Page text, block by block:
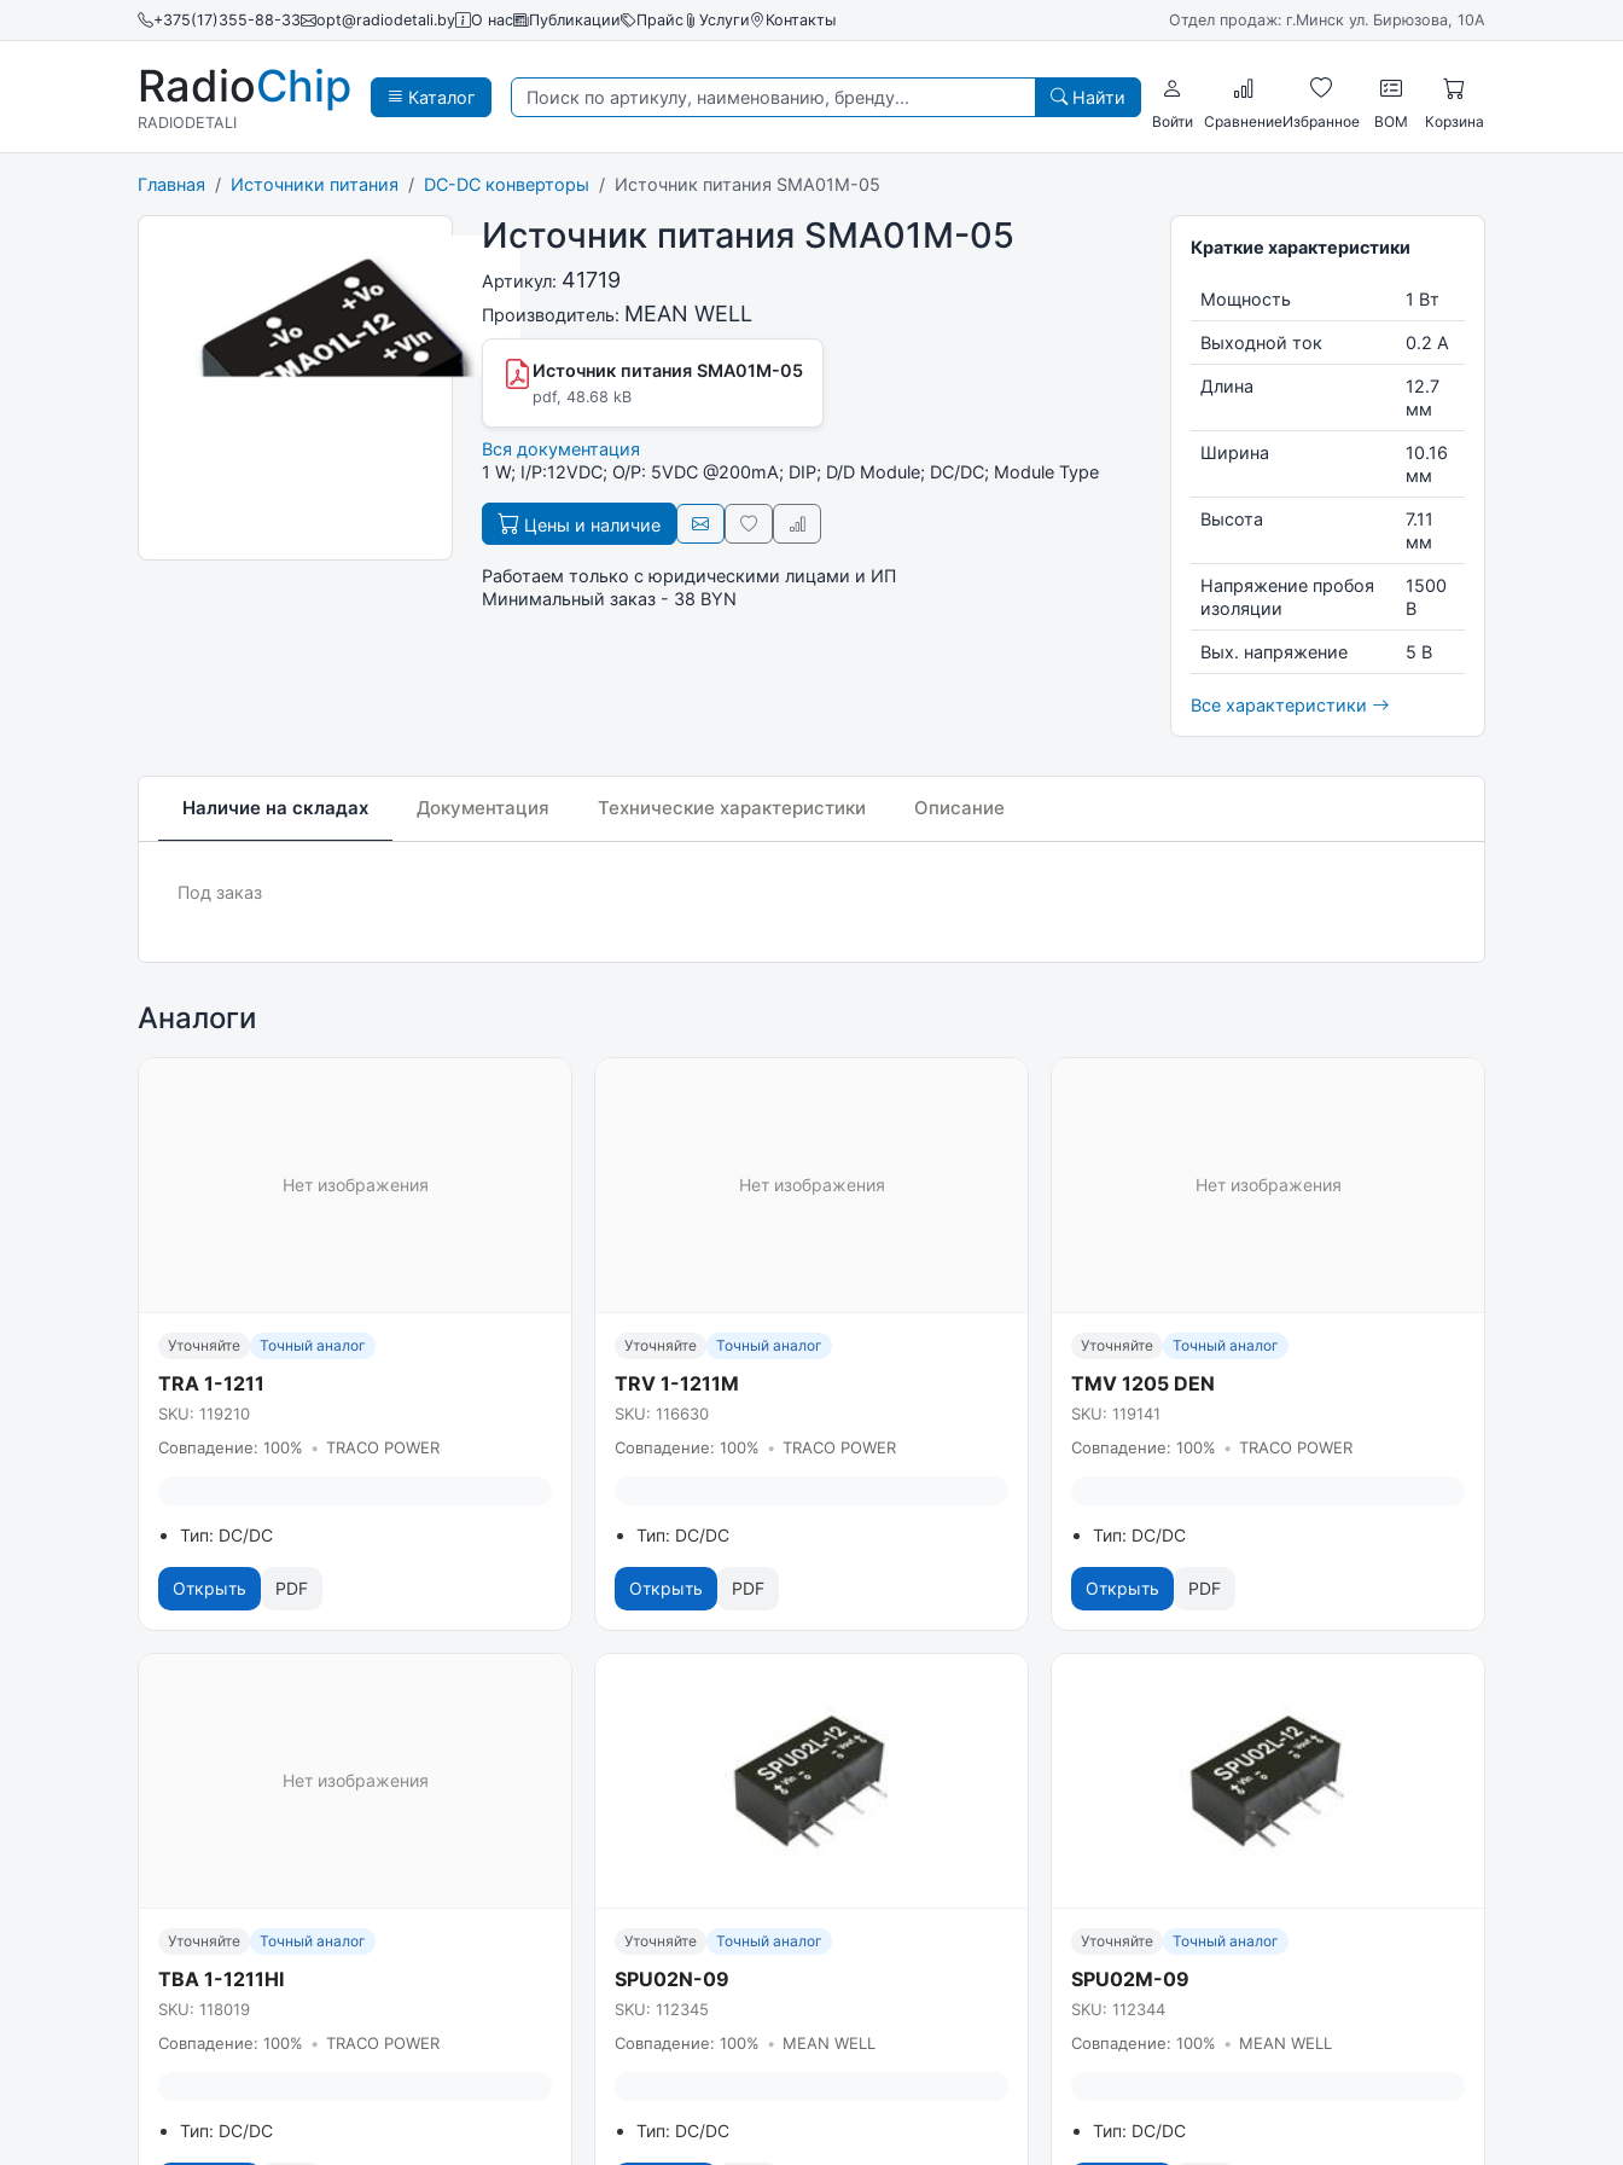
+375(17)355-88-33 opt@radiodetali.by О нас Публикации Прайс Услуги Контакты Отдел продаж: г.Минск ул. Бирюзова, 10А
Каталог
RadioChip
RADIODETALI
Найти
Войти СравнениеИзбранное BOM Корзина
Главная Источники питания DC-DC конверторы Источник питания SMA01M-05
Источник питания SMA01M-05
Артикул: 41719
Производитель: MEAN WELL
Источник питания SMA01M-05
pdf, 48.68 kB
Вся документация
1 W; I/P:12VDC; O/P: 5VDC @200mA; DIP; D/D Module; DC/DC; Module Type
Цены и наличие
Работаем только с юридическими лицами и ИП
Минимальный заказ - 38 BYN
Краткие характеристики
Мощность 1 Вт
Выходной ток 0.2 А
Длина
12.7
мм
Ширина
10.16
мм
Высота
7.11
мм
Напряжение пробоя
изоляции
1500
В
Вых. напряжение 5 В
Все характеристики
Наличие на складах Документация Технические характеристики Описание
Под заказ
Аналоги
Нет изображения
Уточняйте Точный аналог
TRA 1-1211
SKU: 119210
Совпадение: 100% • TRACO POWER
Тип: DC/DC
Открыть PDF
Нет изображения
Уточняйте Точный аналог
TRV 1-1211M
SKU: 116630
Совпадение: 100% • TRACO POWER
Тип: DC/DC
Открыть PDF
Нет изображения
Уточняйте Точный аналог
TMV 1205 DEN
SKU: 119141
Совпадение: 100% • TRACO POWER
Тип: DC/DC
Открыть PDF
Нет изображения
Уточняйте Точный аналог
TBA 1-1211HI
SKU: 118019
Совпадение: 100% • TRACO POWER
Тип: DC/DC
Уточняйте Точный аналог
SPU02N-09
SKU: 112345
Совпадение: 100% • MEAN WELL
Тип: DC/DC
Уточняйте Точный аналог
SPU02M-09
SKU: 112344
Совпадение: 100% • MEAN WELL
Тип: DC/DC